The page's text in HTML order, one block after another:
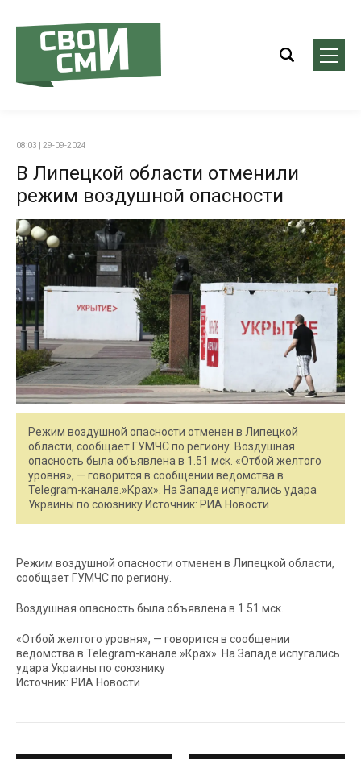
08:03 | 29-09-2024
В Липецкой области отменили
режим воздушной опасности
Режим воздушной опасности отменен в Липецкой
области, сообщает ГУМЧС по региону. Воздушная
опасность была объявлена в 1.51 мск. «Отбой желтого
уровня», — говорится в сообщении ведомства в
Telegram-канале.»Крах». На Западе испугались удара
Украины по союзнику Источник: РИА Новости
Режим воздушной опасности отменен в Липецкой области,
сообщает ГУМЧС по региону.
Воздушная опасность была объявлена в 1.51 мск.
«Отбой желтого уровня», — говорится в сообщении
ведомства в Telegram-канале.»Крах». На Западе испугались
удара Украины по союзнику
Источник: РИА Новости